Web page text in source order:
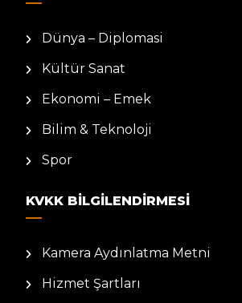
Dünya – Diplomasi
Kültür Sanat
Ekonomi – Emek
Bilim & Teknoloji
Spor
KVKK BILGILENDIRMESI
Kamera Aydınlatma Metni
Hizmet Şartları